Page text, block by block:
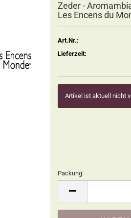
Zeder -
Les Encens du
Art.Nr.:
Lieferzeit:
Artikel ist aktuell nicht
Packung:
Packung